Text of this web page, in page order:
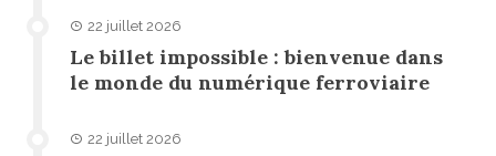
22 juillet 2026
Le billet impossible : bienvenue dans
le monde du numérique ferroviaire
22 juillet 2026